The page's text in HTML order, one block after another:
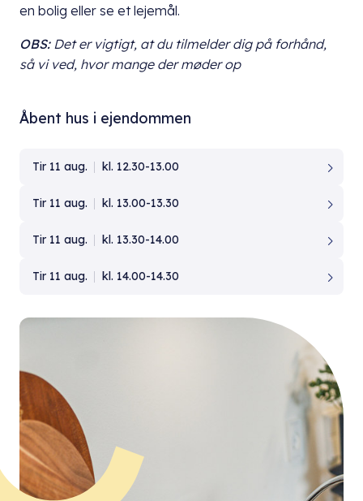
en bolig eller se et lejemål.
OBS: Det er vigtigt, at dutilmelder dig på forhånd,
så vi ved, hvor mange der møder op
Åbent hus i ejendommen
Tir 11 aug. kl. 12.30-13.00
Tir 11 aug. kl. 13.00-13.30
Tir 11 aug. kl. 13.30-14.00
Tir 11 aug. kl. 14.00-14.30